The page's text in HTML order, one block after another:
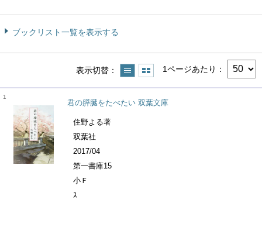
ブックリスト一覧を表示する
表示切替 1ページあたり
1
君の膵臓をたべたい 双葉文庫
住野よる著
双葉社
2017/04
第一書庫15
小Ｆ
ｽ